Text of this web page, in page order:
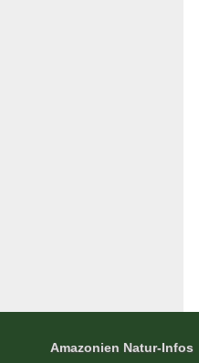
Amazonien Natur-Infos